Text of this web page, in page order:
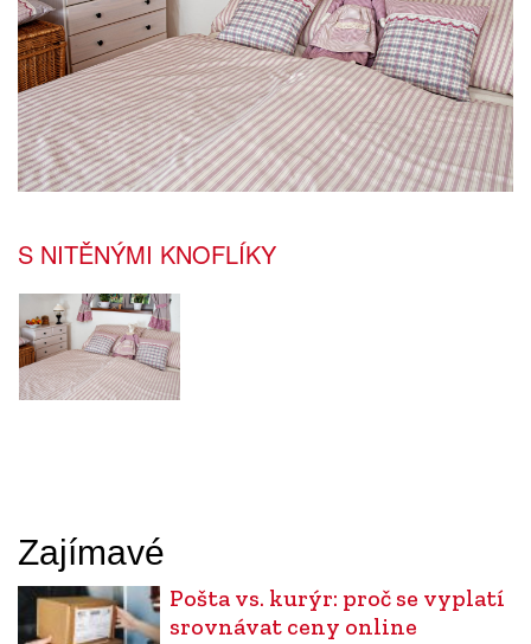
S NITĚNÝMI KNOFLÍKY
Zajímavé
Pošta vs. kurýr: proč se vyplatí
srovnávat ceny online